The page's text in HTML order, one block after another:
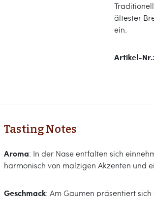
ältester
ein.
Artikel-Nr.:
Tasting Notes
Aroma: In der Nase entfalten sich
harmonisch von malzigen Akzenten und
Geschmack: Am Gaumen präsentiert